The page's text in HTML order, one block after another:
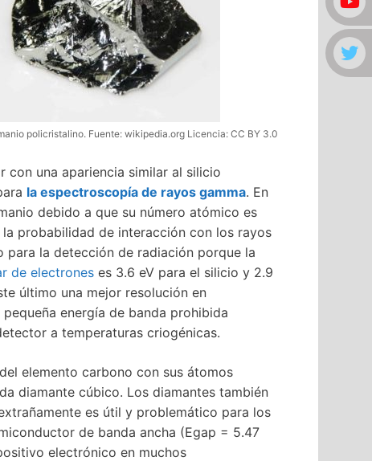
policristalino. Fuente: wikipedia.org Licencia: CC BY 3.0
con una apariencia similar al silicio
la espectroscopía de rayos gamma. En
debido a que su número atómico es
probabilidad de interacción con los rayos
para la detección de radiación porque la
de electrones es 3.6 eV para el silicio y 2.9
último una mejor resolución en
energía de banda prohibida
a temperaturas criogénicas.
elemento carbono con sus átomos
diamante cúbico. Los diamantes también
es útil y problemático para los
de banda ancha (Egap = 5.47
electrónico en muchos